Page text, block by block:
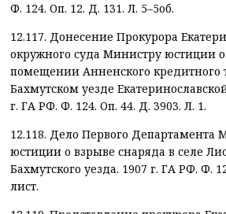
Ф. 124. Оп. 12. Д. 131. Л. 5–5об.
12.117. Донесение Прокурора
окружного суда Министру юстиции
помещении Анненского кредитного
Бахмутском уезде
г. ГА РФ. Ф. 124. Оп. 44. Д. 3903. Л. 1.
12.118. Дело Первого Департамента
юстиции о взрыве снаряда в селе
Бахмутского уезда. 1907 г. ГА РФ. Ф.
лист.